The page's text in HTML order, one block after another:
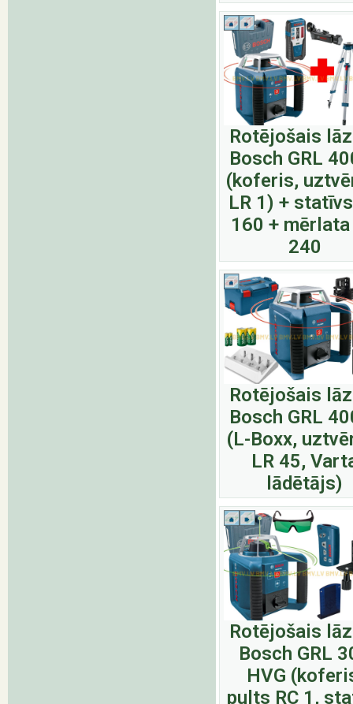
Rotējošais
Bosch GRL
(koferis,
LR 1) +
160 + mērlata
240
Rotējošais
Bosch GRL
(L-Boxx,
LR 45,
lādētājs)
Rotējošais
Bosch GRL
HVG
pults RC 1,